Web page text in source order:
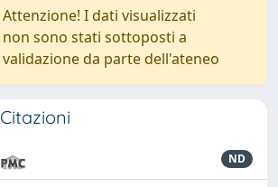
Attenzione! I dati visualizzati
non sono stati sottoposti a
validazione da parte dell'ateneo
Citazioni
ND